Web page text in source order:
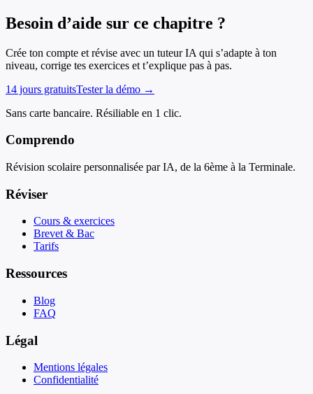
Besoin d’aide sur ce chapitre ?
Crée ton compte et révise avec un tuteur IA qui s’adapte à ton
niveau, corrige tes exercices et t’explique pas à pas.
14 jours gratuitsTester la démo →
Sans carte bancaire. Résiliable en 1 clic.
Comprendo
Révision scolaire personnalisée par IA, de la 6ème à la Terminale.
Réviser
Cours & exercices
Brevet & Bac
Tarifs
Ressources
Blog
FAQ
Légal
Mentions légales
Confidentialité